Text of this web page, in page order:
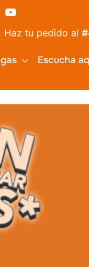
tu pedido al#479
Escucha